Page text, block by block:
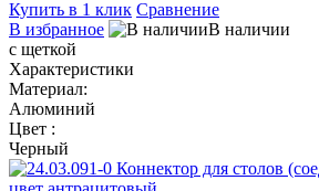
Купить в 1 клик Сравнение
В избранное
В наличии
с щеткой
Характеристики
Материал:
Алюминий
Цвет :
Черный